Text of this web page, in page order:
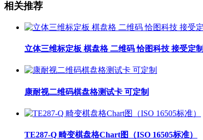
相关推荐
立体三维标定板 棋盘格 二维码 恰图科技 接受定制
康耐视二维码棋盘格测试卡 可定制
TE287-Q 畸变棋盘格Chart图（ISO 16505标准）